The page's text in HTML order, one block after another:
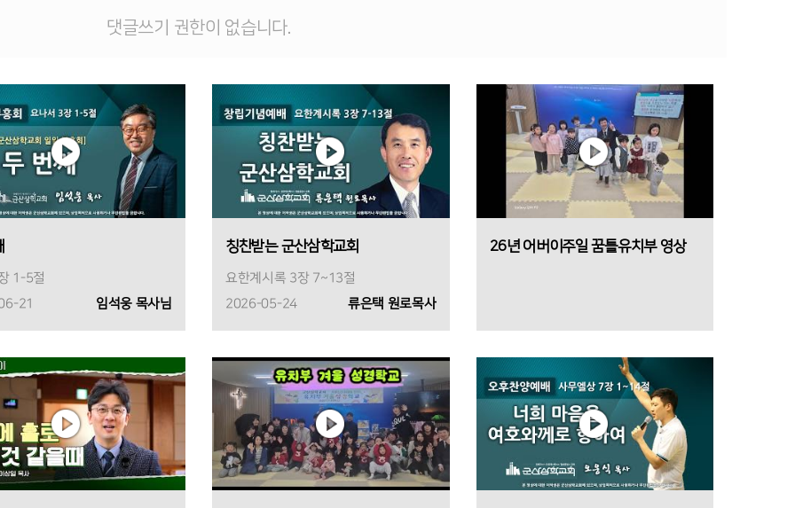
댓글쓰기 권한이 없습니다.
1-5절
21
임석웅 목사님
칭찬받는 군산삼학교회
요한계시록 3장 7~13절
2026-05-24
류은택 원로목사
26년 어버이주일 꿈틀유치부 영상